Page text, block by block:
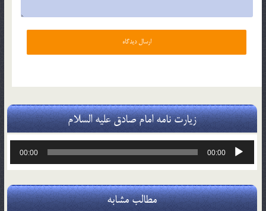
زیارت نامه امام صادق علیه السلام
پخش‌کننده
00:00
00:00
مطالب مشابه